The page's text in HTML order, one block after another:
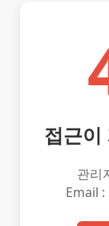
접근이
관리
Email